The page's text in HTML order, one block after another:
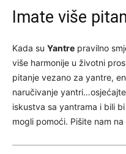
Imate više
Kada su Yantre pravilno
više harmonije u životni
pitanje vezano za yantre,
naručivanje
iskustva sa yantrama i bili
mogli pomoći. Pišite nam na